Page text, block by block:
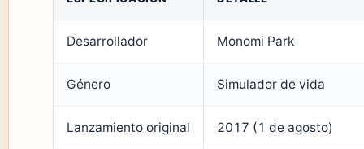
Desarrollador Monomi Park
Género Simulador de vida
Lanzamiento original 2017 (1 de agosto)